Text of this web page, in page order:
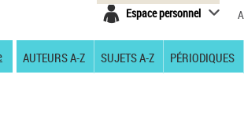
Espace personnel
AUTEURS A-Z SUJETS A-Z PÉRIODIQUES